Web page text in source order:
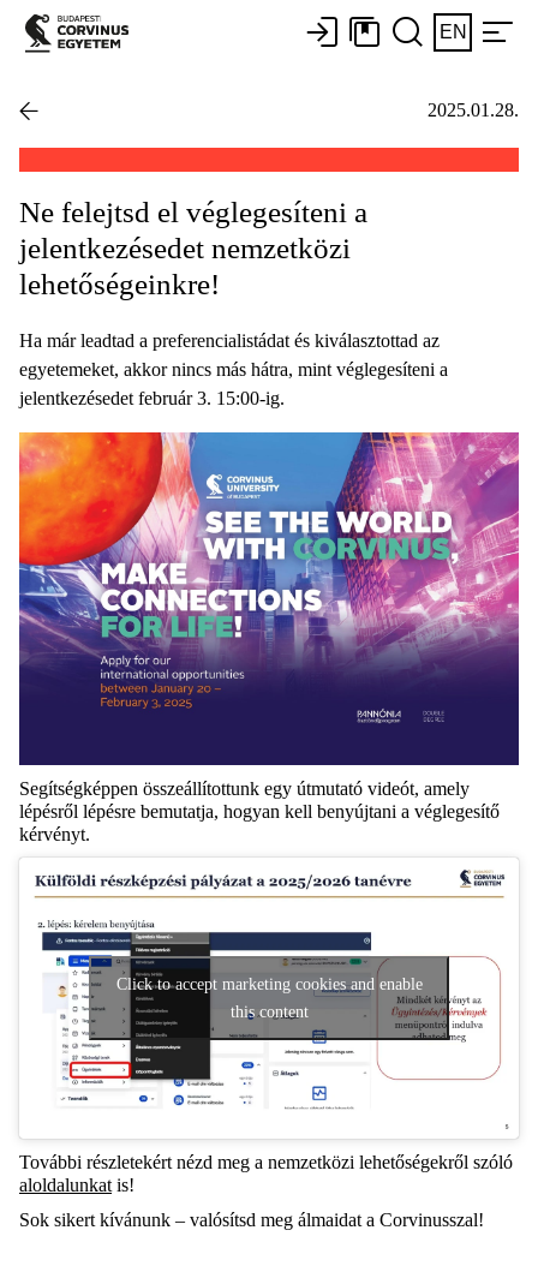
EN
2025.01.28.
Ne felejtsd el véglegesíteni a
jelentkezésedet nemzetközi
lehetőségeinkre!
Ha már leadtad a preferencialistádat és kiválasztottad az
egyetemeket, akkor nincs más hátra, mint véglegesíteni a
jelentkezésedet február 3. 15:00-ig.
Segítségképpen összeállítottunk egy útmutató videót, amely
lépésről lépésre bemutatja, hogyan kell benyújtani a véglegesítő
kérvényt.
Click to accept marketing cookies and enable
this content
További részletekért nézd meg a nemzetközi lehetőségekről szóló
aloldalunkat is!
Sok sikert kívánunk – valósítsd meg álmaidat a Corvinusszal!